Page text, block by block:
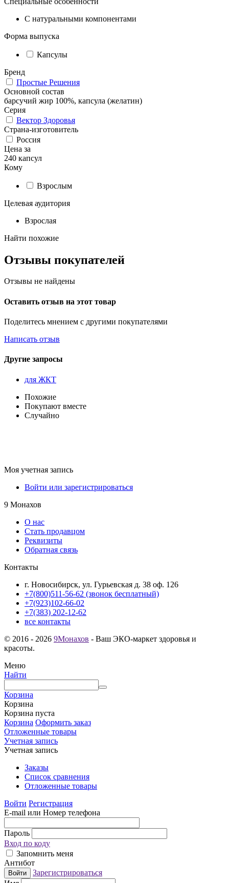
С натуральными компонентами
Форма выпуска
Капсулы
Бренд
Простые Решения
Основной состав
барсучий жир 100%, капсула (желатин)
Серия
Вектор Здоровья
Страна-изготовитель
Россия
Цена за
240 капсул
Кому
Взрослым
Целевая аудитория
Взрослая
Найти похожие
Отзывы покупателей
Отзывы не найдены
Оставить отзыв на этот товар
Поделитесь мнением с другими покупателями
Написать отзыв
Другие запросы
для ЖКТ
Похожие
Покупают вместе
Случайно
Моя учетная запись
Войти или зарегистрироваться
9 Монахов
О нас
Стать продавцом
Реквизиты
Обратная связь
Контакты
г. Новосибирск, ул. Гурьевская д. 38 оф. 126
+7(800)511-56-62 (звонок бесплатный)
+7(923)102-66-02
+7(383) 202-12-62
все контакты
© 2016 - 2026 9Монахов - Ваш ЭКО-маркет здоровья и
красоты.
Меню
Найти
Корзина
Корзина
Корзина пуста
Корзина Оформить заказ
Отложенные товары
Учетная запись
Учетная запись
Заказы
Список сравнения
Отложенные товары
Войти Регистрация
E-mail или Номер телефона
Пароль
Вход по коду
Запомнить меня
Антибот
Войти
Зарегистрироваться